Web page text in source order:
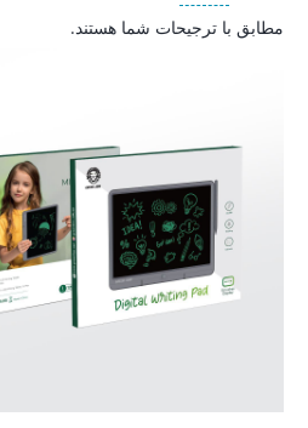
مطابق با ترجیحات شما هستند.